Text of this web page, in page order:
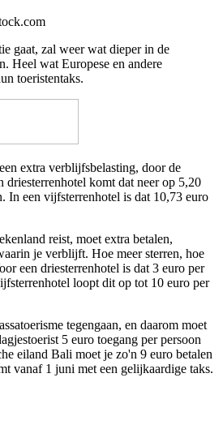
gaat, zal weer wat dieper in de
Heel wat Europese en andere
toeristentaks.
extra verblijfsbelasting, door de
driesterrenhotel komt dat neer op 5,20
In een vijfsterrenhotel is dat 10,73 euro
reist, moet extra betalen,
je verblijft. Hoe meer sterren, hoe
een driesterrenhotel is dat 3 euro per
loopt dit op tot 10 euro per
tegengaan, en daarom moet
5 euro toegang per persoon
eiland Bali moet je zo'n 9 euro betalen
vanaf 1 juni met een gelijkaardige taks.